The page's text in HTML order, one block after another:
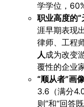
学学位，
职业高度的“
涯早期表现
律师、工程
人成为改变
覆性的企业家
“顺从者”画
3.6（满分
则”和“回答